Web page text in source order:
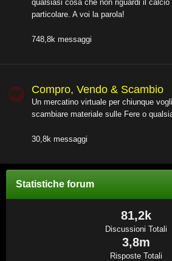
qualsiasi cosa che non riguardi il calcio
particolare. A voi la parola!
748,8k messaggi
Compro, Vendo & Scambio
Un mercatino virtuale per chiunque
scambiare materiale sulle Fere o
30,8k messaggi
Statistiche forum
81,2k
Discussioni Totali
3,8m
Risposte Totali